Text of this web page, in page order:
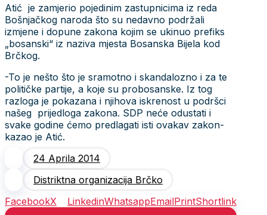
Atić je zamjerio pojedinim zastupnicima iz reda
Bošnjačkog naroda što su nedavno podržali
izmjene i dopune zakona kojim se ukinuo prefiks
„bosanski“ iz naziva mjesta Bosanska Bijela kod
Brčkog.
-To je nešto što je sramotno i skandalozno i za te
političke partije, a koje su probosanske. Iz tog
razloga je pokazana i njihova iskrenost u podršci
našeg prijedloga zakona. SDP neće odustati i
svake godine ćemo predlagati isti ovakav zakon-
kazao je Atić.
24 Aprila 2014
Distriktna organizacija Brčko
FacebookX LinkedinWhatsappEmailPrintShortlink